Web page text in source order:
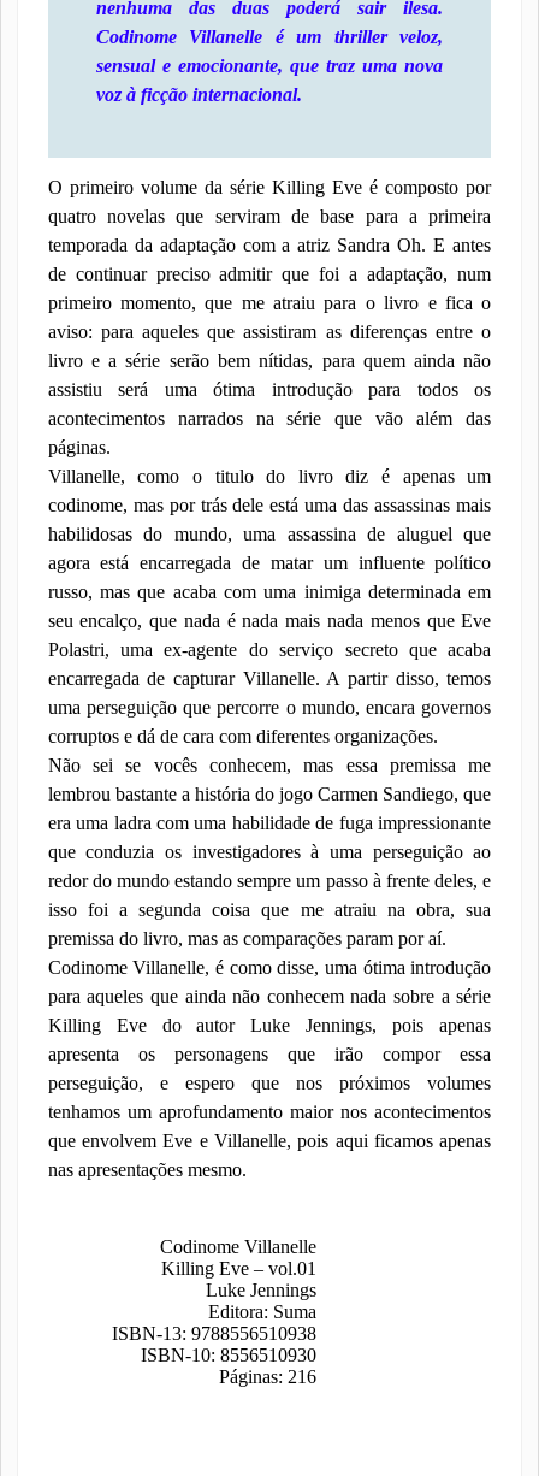
nenhuma das duas poderá sair ilesa.
Codinome Villanelle é um thriller veloz,
sensual e emocionante, que traz uma nova
voz à ficção internacional.
O primeiro volume da série Killing Eve é composto por
quatro novelas que serviram de base para a primeira
temporada da adaptação com a atriz Sandra Oh. E antes
de continuar preciso admitir que foi a adaptação, num
primeiro momento, que me atraiu para o livro e fica o
aviso: para aqueles que assistiram as diferenças entre o
livro e a série serão bem nítidas, para quem ainda não
assistiu será uma ótima introdução para todos os
acontecimentos narrados na série que vão além das
páginas.
Villanelle, como o titulo do livro diz é apenas um
codinome, mas por trás dele está uma das assassinas mais
habilidosas do mundo, uma assassina de aluguel que
agora está encarregada de matar um influente político
russo, mas que acaba com uma inimiga determinada em
seu encalço, que nada é nada mais nada menos que Eve
Polastri, uma ex-agente do serviço secreto que acaba
encarregada de capturar Villanelle. A partir disso, temos
uma perseguição que percorre o mundo, encara governos
corruptos e dá de cara com diferentes organizações.
Não sei se vocês conhecem, mas essa premissa me
lembrou bastante a história do jogo Carmen Sandiego, que
era uma ladra com uma habilidade de fuga impressionante
que conduzia os investigadores à uma perseguição ao
redor do mundo estando sempre um passo à frente deles, e
isso foi a segunda coisa que me atraiu na obra, sua
premissa do livro, mas as comparações param por aí.
Codinome Villanelle, é como disse, uma ótima introdução
para aqueles que ainda não conhecem nada sobre a série
Killing Eve do autor Luke Jennings, pois apenas
apresenta os personagens que irão compor essa
perseguição, e espero que nos próximos volumes
tenhamos um aprofundamento maior nos acontecimentos
que envolvem Eve e Villanelle, pois aqui ficamos apenas
nas apresentações mesmo.
Codinome Villanelle
Killing Eve – vol.01
Luke Jennings
Editora: Suma
ISBN-13: 9788556510938
ISBN-10: 8556510930
Páginas: 216